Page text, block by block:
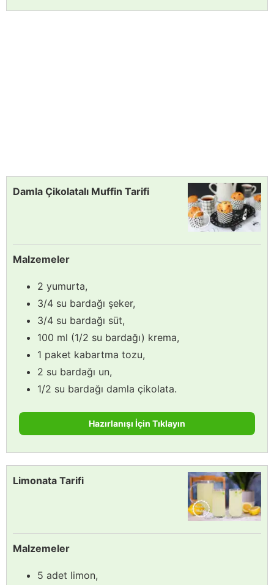
Damla Çikolatalı Muffin Tarifi
Malzemeler
2 yumurta,
3/4 su bardağı şeker,
3/4 su bardağı süt,
100 ml (1/2 su bardağı) krema,
1 paket kabartma tozu,
2 su bardağı un,
1/2 su bardağı damla çikolata.
Hazırlanışı İçin Tıklayın
Limonata Tarifi
Malzemeler
5 adet limon,